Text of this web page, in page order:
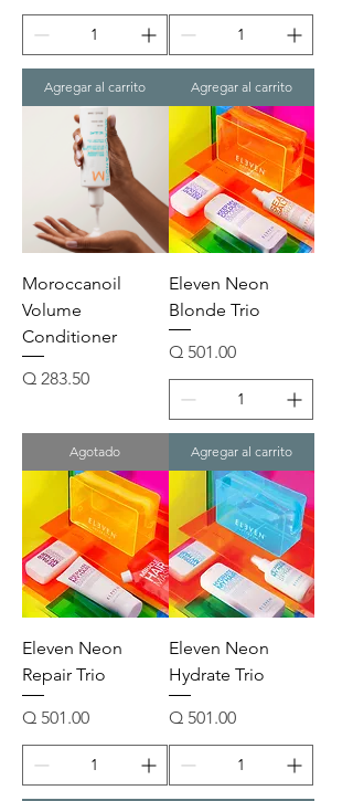
Agregar al carrito Agregar al carrito
Moroccanoil
Volume
Conditioner
Precio
Q 283.50
Agotado
Eleven Neon
Blonde Trio
Precio
Q 501.00
Agregar al carrito
Eleven Neon
Repair Trio
Precio
Q 501.00
Eleven Neon
Hydrate Trio
Precio
Q 501.00